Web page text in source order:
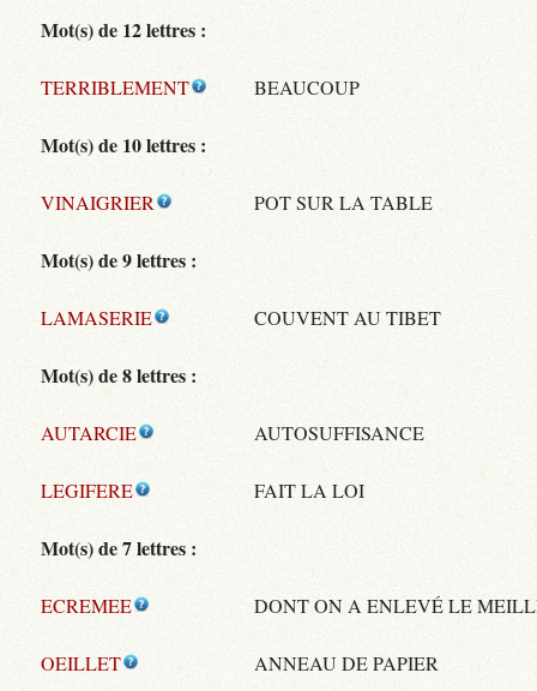
Mot(s) de 12 lettres :
TERRIBLEMENT BEAUCOUP
Mot(s) de 10 lettres :
VINAIGRIER POT SUR LA TABLE
Mot(s) de 9 lettres :
LAMASERIE COUVENT AU TIBET
Mot(s) de 8 lettres :
AUTARCIE AUTOSUFFISANCE
LEGIFERE FAIT LA LOI
Mot(s) de 7 lettres :
ECREMEE DONT ON A ENLEVÉ LE
OEILLET ANNEAU DE PAPIER